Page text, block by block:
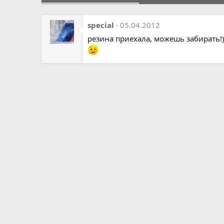
special
05.04.2012
резина приехала, можешь забирать!)